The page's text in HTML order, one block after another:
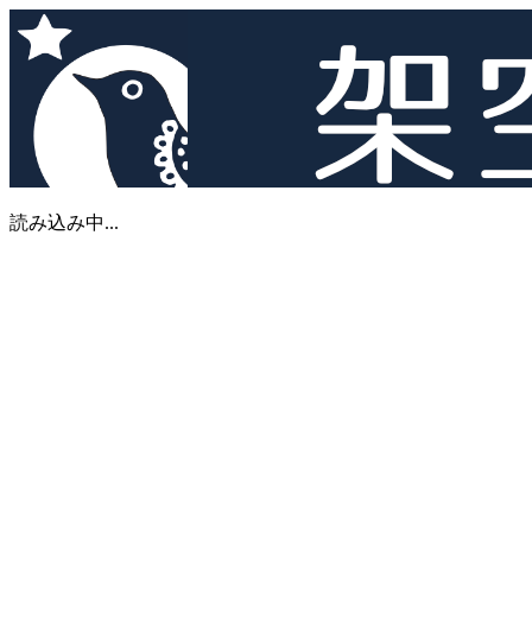
読み込み中...